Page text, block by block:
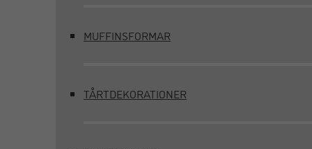
MUFFINSFORMAR
TÅRTDEKORATIONER